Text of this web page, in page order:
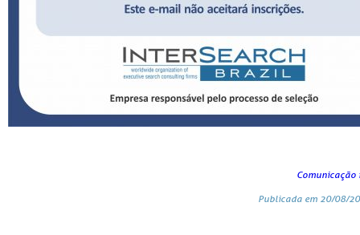
Publicada em 20/08/